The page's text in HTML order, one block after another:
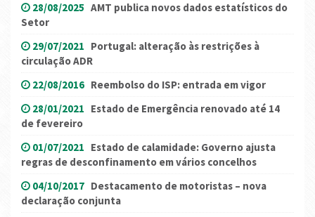
28/08/2025 AMT publica novos dados estatísticos do
Setor
29/07/2021 Portugal: alteração às restrições à
circulação ADR
22/08/2016 Reembolso do ISP: entrada em vigor
28/01/2021 Estado de Emergência renovado até 14
de fevereiro
01/07/2021 Estado de calamidade: Governo ajusta
regras de desconfinamento em vários concelhos
04/10/2017 Destacamento de motoristas – nova
declaração conjunta